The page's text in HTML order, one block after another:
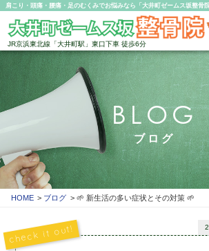
肩こり・頭痛・腰痛・足のむくみでお悩みなら「大井町ゼームス坂整骨院
JR京浜東北線「大井町駅」東口下車 徒歩6分
BLOG
ブログ
HOME ブログ 🌱 新生活の多い症状とその対策 🌱